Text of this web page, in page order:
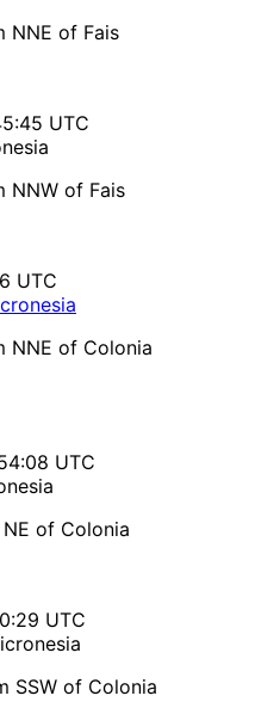
NNE of Fais
UTC
NNW of Fais
UTC
NNE of Colonia
UTC
of Colonia
UTC
SSW of Colonia